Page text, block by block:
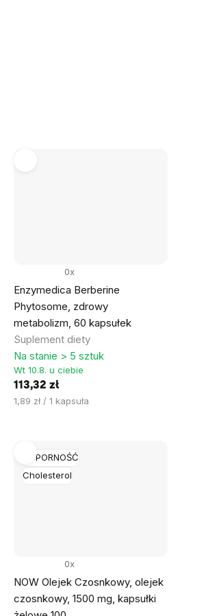
Enzymedica Berberine
Phytosome, zdrowy
metabolizm, 60 kapsułek
Suplement diety
0x
Na stanie > 5 sztuk
Wt 10.8. u ciebie
113,32 zł
Cena
1,89 zł / 1 kapsuła
ODPORNOŚĆ
Cholesterol
NOW Olejek Czosnkowy, olejek
czosnkowy, 1500 mg, kapsułki
0x